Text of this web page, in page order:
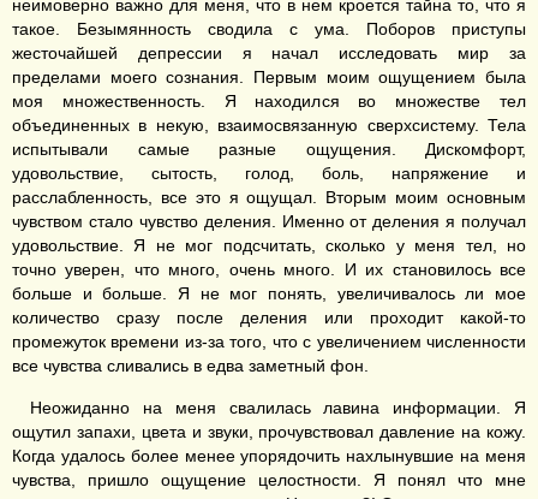
неимоверно важно для меня, что в нем кроется тайна то, что я
такое. Безымянность сводила с ума. Поборов приступы
жесточайшей депрессии я начал исследовать мир за
пределами моего сознания. Первым моим ощущением была
моя множественность. Я находился во множестве тел
объединенных в некую, взаимосвязанную сверхсистему. Тела
испытывали самые разные ощущения. Дискомфорт,
удовольствие, сытость, голод, боль, напряжение и
расслабленность, все это я ощущал. Вторым моим основным
чувством стало чувство деления. Именно от деления я получал
удовольствие. Я не мог подсчитать, сколько у меня тел, но
точно уверен, что много, очень много. И их становилось все
больше и больше. Я не мог понять, увеличивалось ли мое
количество сразу после деления или проходит какой-то
промежуток времени из-за того, что с увеличением численности
все чувства сливались в едва заметный фон.
Неожиданно на меня свалилась лавина информации. Я
ощутил запахи, цвета и звуки, прочувствовал давление на кожу.
Когда удалось более менее упорядочить нахлынувшие на меня
чувства, пришло ощущение целостности. Я понял что мне